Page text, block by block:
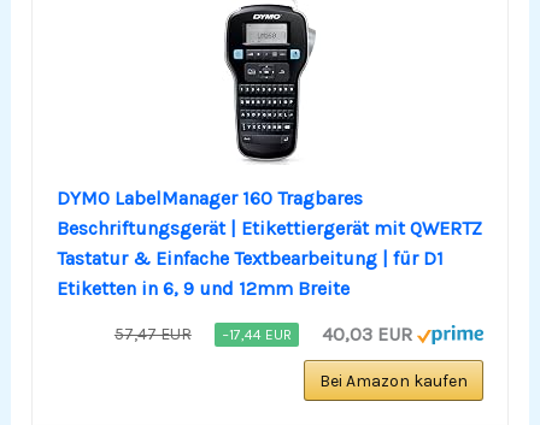
DYMO LabelManager 160 Tragbares
Beschriftungsgerät | Etikettiergerät mit QWERTZ
Tastatur & Einfache Textbearbeitung | für D1
Etiketten in 6, 9 und 12mm Breite
57,47 EUR −17,44 EUR 40,03 EUR
Bei Amazon kaufen